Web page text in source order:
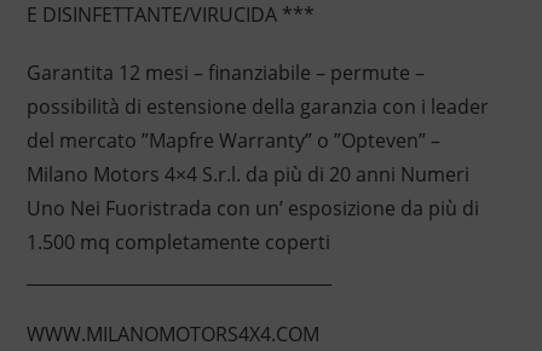
E DISINFETTANTE/VIRUCIDA ***
Garantita 12 mesi – finanziabile – permute –
possibilità di estensione della garanzia con i leader
del mercato ”Mapfre Warranty” o ”Opteven” –
Milano Motors 4×4 S.r.l. da più di 20 anni Numeri
Uno Nei Fuoristrada con un’ esposizione da più di
1.500 mq completamente coperti
WWW.MILANOMOTORS4X4.COM